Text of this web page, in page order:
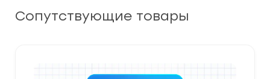
Сопутствующие товары